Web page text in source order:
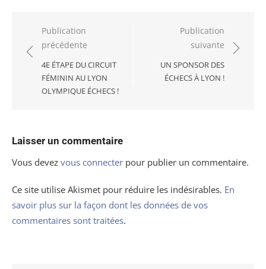
Navigation
de
l’article
Publication
précédente
4E ÉTAPE DU CIRCUIT
FÉMININ AU LYON
OLYMPIQUE ÉCHECS !
Publication
suivante
UN SPONSOR DES
ÉCHECS À LYON !
Laisser un commentaire
Vous devez vous connecter pour publier un commentaire.
Ce site utilise Akismet pour réduire les indésirables. En
savoir plus sur la façon dont les données de vos
commentaires sont traitées.